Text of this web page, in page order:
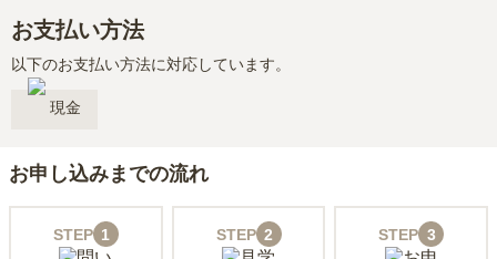
お支払い方法
以下のお支払い方法に対応しています。
現金
お申し込みまでの流れ
STEP 1 STEP 2 STEP 3